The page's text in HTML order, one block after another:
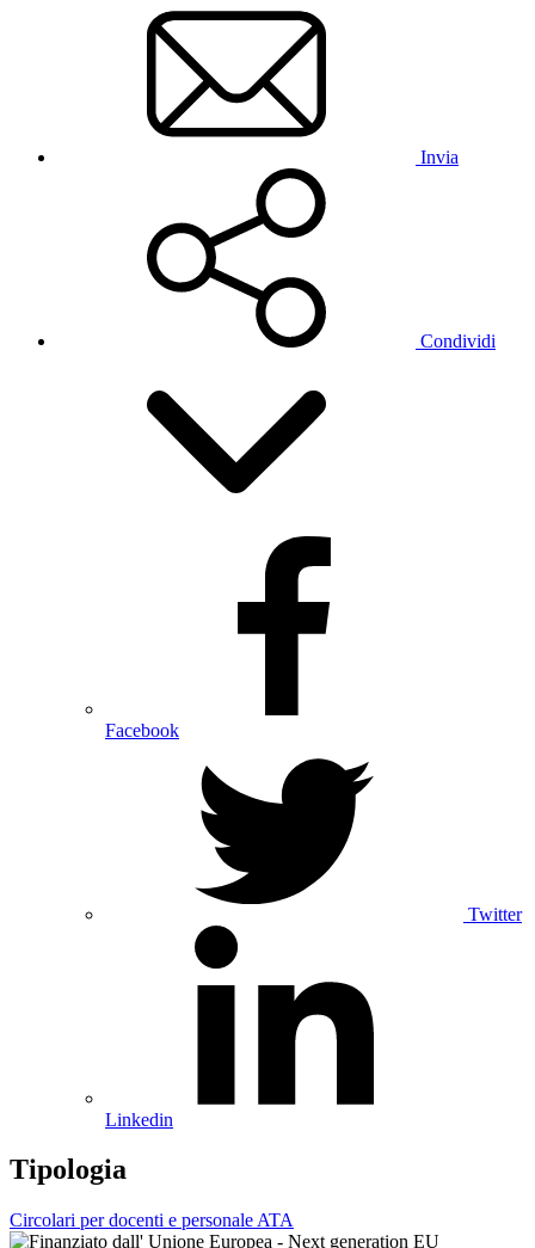
Invia
Condividi
Facebook
Twitter
Linkedin
Tipologia
Circolari per docenti e personale ATA